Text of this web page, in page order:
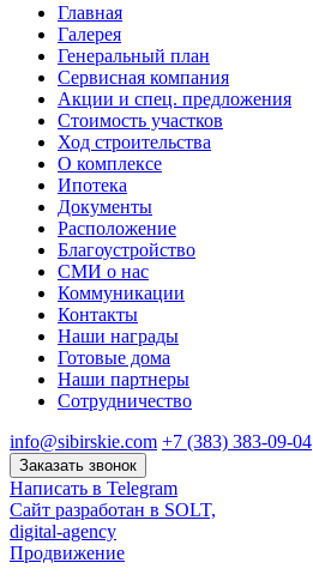
Главная
Галерея
Генеральный план
Сервисная компания
Акции и спец. предложения
Стоимость участков
Ход строительства
О комплексе
Ипотека
Документы
Расположение
Благоустройство
СМИ о нас
Коммуникации
Контакты
Наши награды
Готовые дома
Наши партнеры
Сотрудничество
info@sibirskie.com +7 (383) 383-09-04
Заказать звонок
Написать в Telegram
Сайт разработан в SOLT,
digital-agency
Продвижение